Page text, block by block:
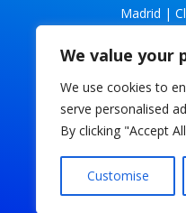
We value your
We use cookies to
serve personalised
By clicking "Accept
Customise
Madrid |
Parque
Av.